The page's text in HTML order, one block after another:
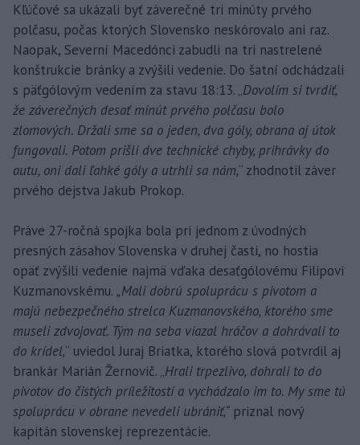
Kľúčové sa ukázali byť záverečné tri minúty prvého
polčasu, počas ktorých Slovensko neskórovalo ani raz.
Naopak, Severní Macedónci zabudli na tri nastrelené
konštrukcie bránky a zvýšili vedenie. Do šatní odchádzali
s päťgólovým vedením za stavu 18:13. „Dovolím si tvrdiť,
že záverečných desať minút prvého polčasu bolo
zlomových. Držali sme sa o jeden, dva góly, obrana aj útok
fungovali. Potom prišli dve technické chyby, prihrávky do
autu, oni dali ľahké góly a utrhli sa nám,“ zhodnotil záver
prvého dejstva Jakub Prokop.
Práve 27-ročná spojka bola pri jednom z úvodných
presných zásahov Slovenska v druhej časti, no hostia
opäť zvýšili vedenie najmä vďaka desaťgólovému Filipovi
Kuzmanovskému. „Mali dobrú spoluprácu s pivotom a
majú nebezpečného strelca Kuzmanovského, ktorého sme
museli zdvojovať. Tým na seba viazal hráčov a dohrávali to
do krídel,“ uviedol Juraj Briatka, ktorého slová potvrdil aj
brankár Marián Žernovič. „Hrali trpezlivo, dohrali to do
pivotov do čistých príležitostí a vychádzalo im to. My sme tú
spoluprácu v obrane nevedeli ubrániť,“ priznal nový
kapitán slovenskej reprezentácie.